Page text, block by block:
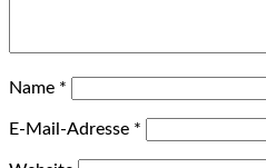
Name *
E-Mail-Adresse *